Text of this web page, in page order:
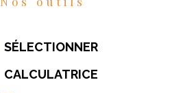
SÉLECTIONNER
CALCULATRICE